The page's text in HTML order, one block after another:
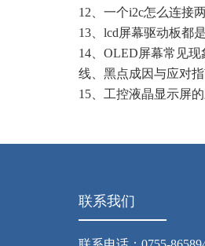
12、 一个i2c怎么连接
13、 lcd屏幕驱动板都
14、 OLED屏幕常见
线、黑点成因与应对
15、 工控液晶显示屏
联系我们